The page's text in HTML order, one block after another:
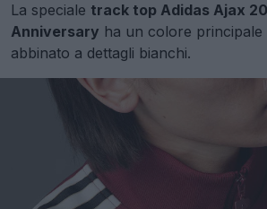
La speciale track top Adidas Ajax
Anniversary ha un colore
abbinato a dettagli bianchi.